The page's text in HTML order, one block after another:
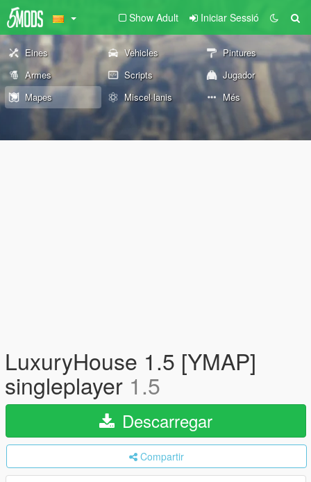
Show Adult Iniciar Sessió
Eines Vehicles
Pintures
Armes
Scripts
Jugador
Mapes
Miscel·lanis Més
LuxuryHouse 1.5 [YMAP]
singleplayer 1.5
Descarregar
Compartir